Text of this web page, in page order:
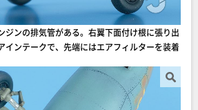
ンの排気管がある。右翼下面付け根に張り出
インテークで、先端にはエアフィルターを装着